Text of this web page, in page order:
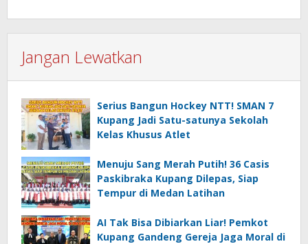
Jangan Lewatkan
Serius Bangun Hockey NTT! SMAN 7
Kupang Jadi Satu-satunya Sekolah
Kelas Khusus Atlet
Menuju Sang Merah Putih! 36 Casis
Paskibraka Kupang Dilepas, Siap
Tempur di Medan Latihan
AI Tak Bisa Dibiarkan Liar! Pemkot
Kupang Gandeng Gereja Jaga Moral di